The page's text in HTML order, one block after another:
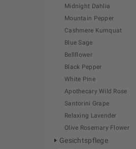
Midnight Dahlia
Mountain Pepper
Cashmere Kumquat
Blue Sage
Bellflower
Black Pepper
White Pine
Apothecary Wild Rose
Santorini Grape
Relaxing Lavender
Olive Rosemary Flower
Gesichtspflege